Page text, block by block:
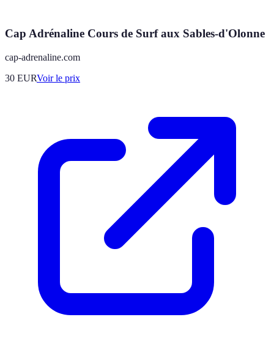
Cap Adrénaline Cours de Surf aux Sables-d'Olonne
cap-adrenaline.com
30 EURVoir le prix